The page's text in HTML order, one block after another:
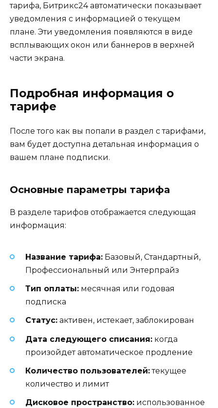
тарифа, Битрикс24 автоматически показывает
уведомления с информацией о текущем
плане. Эти уведомления появляются в виде
всплывающих окон или баннеров в верхней
части экрана.
Подробная информация о
тарифе
После того как вы попали в раздел с тарифами,
вам будет доступна детальная информация о
вашем плане подписки.
Основные параметры тарифа
В разделе тарифов отображается следующая
информация:
Название тарифа: Базовый, Стандартный,
Профессиональный или Энтерпрайз
Тип оплаты: месячная или годовая
подписка
Статус: активен, истекает, заблокирован
Дата следующего списания: когда
произойдет автоматическое продление
Количество пользователей:текущее
количество и лимит
Дисковое пространство: использованное